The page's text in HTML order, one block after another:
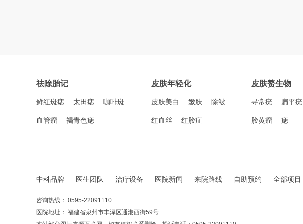
祛除胎记
鲜红斑痣 太田痣 咖啡斑
血管瘤 褐青色痣
皮肤年轻化
皮肤美白 嫩肤 除皱
红血丝 红脸症
皮肤赘生物
寻常疣 扁平疣
脸黄瘤 痣
中科品牌 医生团队 治疗设备 医院新闻 来院路线 自助预约 全部项目
咨询热线： 0595-22091110
医院地址： 福建省泉州市丰泽区通港西街59号